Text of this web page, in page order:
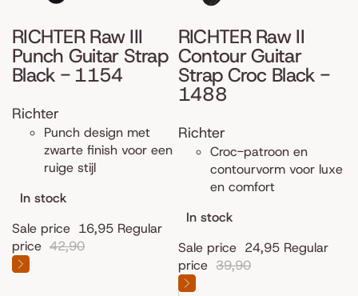
RICHTER Raw III
Punch Guitar Strap
Black - 1154
Richter
Punch design met
zwarte finish voor een
ruige stijl
In stock
Sale price 16,95 Regular
price 42,90
RICHTER Raw II
Contour Guitar
Strap Croc Black -
1488
Richter
Croc-patroon en
contourvorm voor luxe
en comfort
In stock
Sale price 24,95 Regular
price 39,90